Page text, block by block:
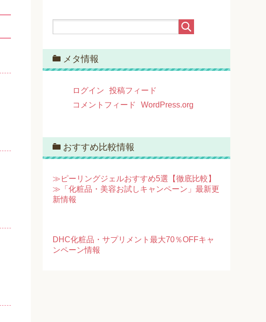
メタ情報
ログイン
投稿フィード
コメントフィード
WordPress.org
おすすめ比較情報
≫ピーリングジェルおすすめ5選【徹底比較】
≫「化粧品・美容お試しキャンペーン」最新更
新情報
DHC化粧品・サプリメント最大70％OFFキャ
ンペーン情報